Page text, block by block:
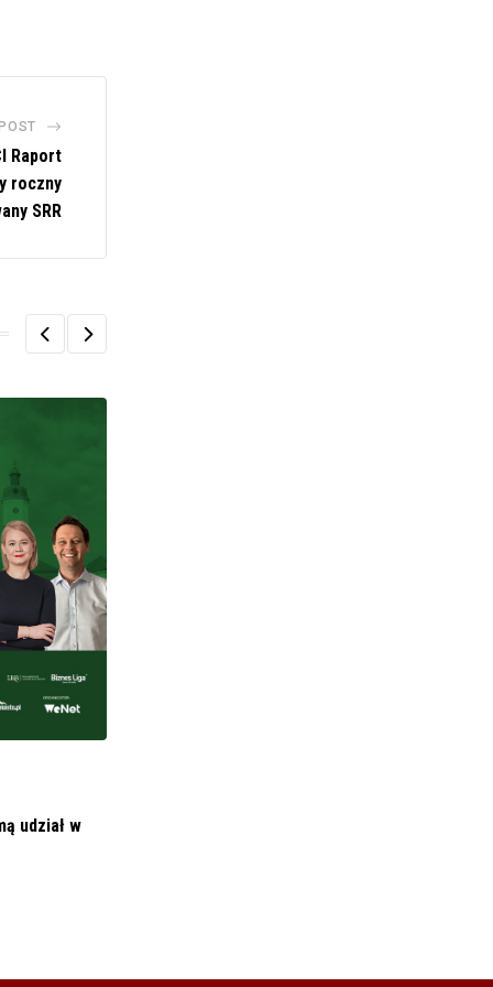
Raport
roczny
SRR
udział w